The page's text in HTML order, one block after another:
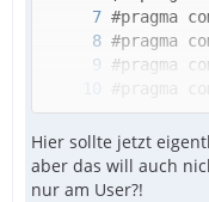
Hier sollte jetzt
aber das will auch
nur am User?!